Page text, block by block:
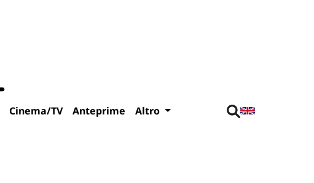
Cinema/TV Anteprime Altro